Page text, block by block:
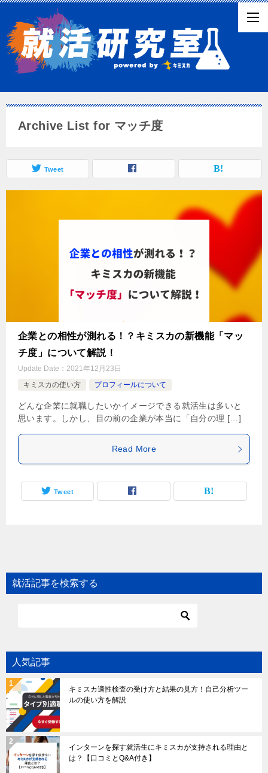
Archive List for マッチ度
Tweet
企業との相性が測れる！？キミスカの新機能「マッ
チ度」について解説！
Update Date： 2021年12月23日
キミスカの使い方
プロフィールについて
どんな企業に就職したいかイメージできる就活生は多いと
思います。しかし、目の前の企業が本当に「自分の理 […]
Read More
Tweet
就活記事を検索する
人気記事
キミスカ適性検査の受け方と結果の見方！自己分析ツー
ルの使い方を解説
インターンを探す就活生にキミスカが支持される理由と
は？【口コミとQ&A付き】